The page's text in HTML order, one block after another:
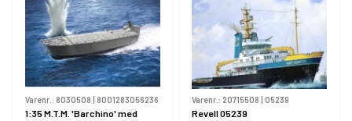
Varenr.: 8030508 8001283056236
1:35 M.T.M. 'Barchino' med
Varenr.: 20715508 05239
Revell 05239